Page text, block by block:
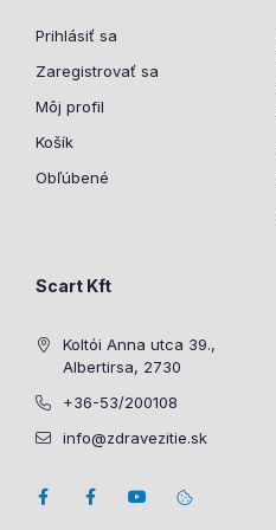
Prihlásiť sa
Zaregistrovať sa
Môj profil
Košík
Obľúbené
Scart Kft
Koltói Anna utca 39.,
Albertirsa, 2730
+36-53/200108
info@zdravezitie.sk